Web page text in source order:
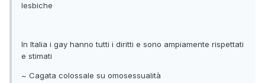
lesbiche
In Italia i gay hanno tutti i diritti e sono ampiamente rispettati
e stimati
~ Cagata colossale su omosessualità